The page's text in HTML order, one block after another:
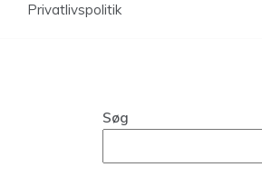
Privatlivspolitik
Søg